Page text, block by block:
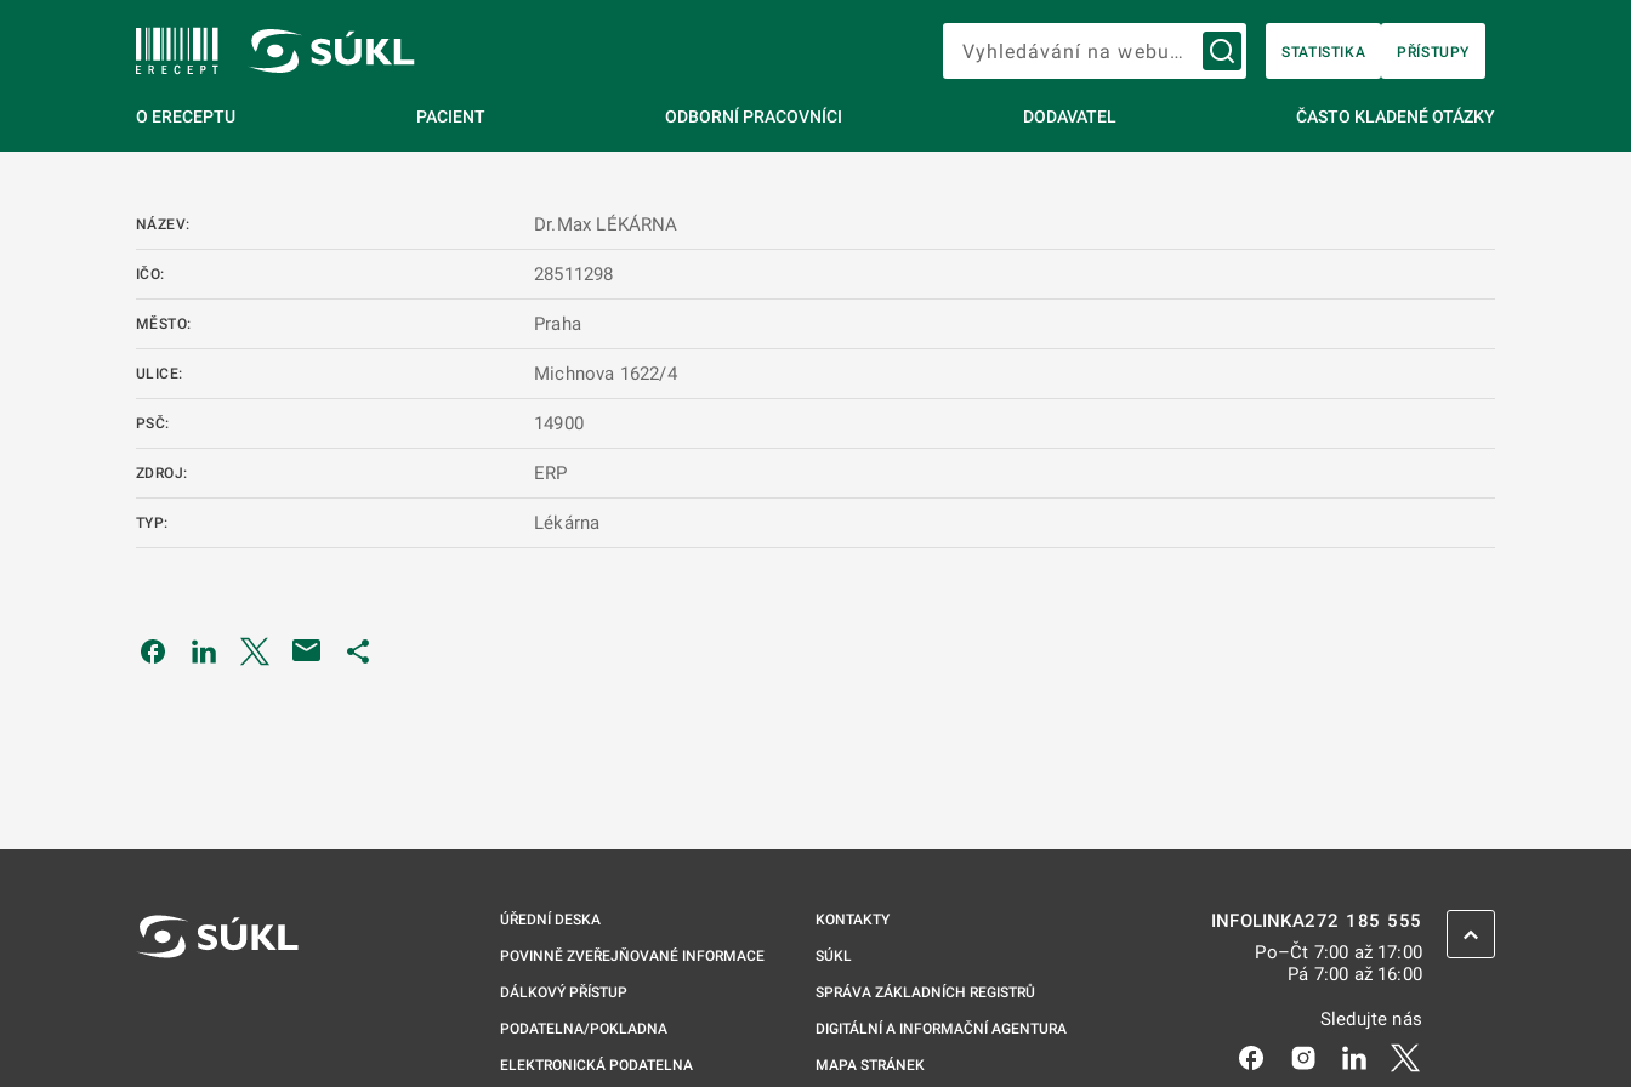
Vyhledávání na webu…
STATISTIKA PŘÍSTUPY
O ERECEPTU PACIENT ODBORNÍ PRACOVNÍCI DODAVATEL ČASTO KLADENÉ OTÁZKY
NÁZEV: Dr.Max LÉKÁRNA
IČO: 28511298
MĚSTO: Praha
ULICE: Michnova 1622/4
PSČ: 14900
ZDROJ: ERP
TYP: Lékárna
Odkaz se otevře na nové kartě
Odkaz se otevře na nové kartě
Odkaz se otevře na nové kartě
ÚŘEDNÍ DESKA
POVINNĚ ZVEŘEJŇOVANÉ INFORMACE
DÁLKOVÝ PŘÍSTUP
PODATELNA/POKLADNA
ELEKTRONICKÁ PODATELNA
KONTAKTY
SÚKL
SPRÁVA ZÁKLADNÍCH REGISTRŮ
DIGITÁLNÍ A INFORMAČNÍ AGENTURA
MAPA STRÁNEK
INFOLINKA272 185 555
Po–Čt 7:00 až 17:00
Pá 7:00 až 16:00
Sledujte nás
Odkaz se otevře na nové kartě
Odkaz se otevře na nové kartě
Odkaz se otevře na nové
ZPĚT NAHORU